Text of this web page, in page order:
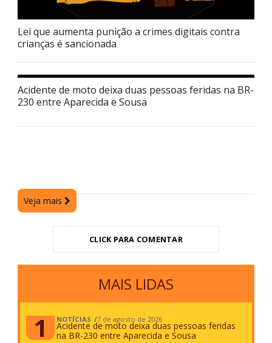
Lei que aumenta punição a crimes digitais contra
crianças é sancionada
Acidente de moto deixa duas pessoas feridas na BR-
230 entre Aparecida e Sousa
Veja mais
CLICK PARA COMENTAR
MAIS LIDAS
NOTÍCIAS 7 de agosto de 2026
Acidente de moto deixa duas pessoas feridas
na BR-230 entre Aparecida e Sousa